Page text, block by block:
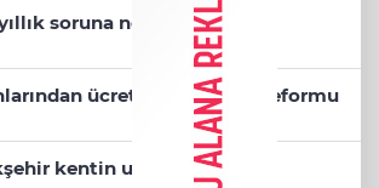
soruna neşter
ücret ve emeklilik reformu
kentin ulaşım ağını